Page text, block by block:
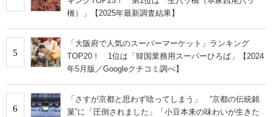
橋）」【2025年最新調査結果】
5
「大阪府で人気のスーパーマーケット」ランキング
TOP20！ 1位は「韓国業務用スーパーひろば」【2024
年5月版／Googleクチコミ調べ】
6
「さすが京都と思わず唸ってしまう」 “京都の伝統銘
菓”に「圧倒されました」「小豆本来の味わいが生きた